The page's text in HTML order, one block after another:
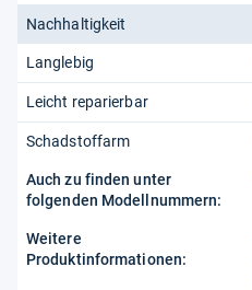
Nachhaltigkeit
Langlebig
Leicht reparierbar
Schadstoffarm
Auch zu finden unter
folgenden Modellnummern:
Weitere
Produktinformationen: